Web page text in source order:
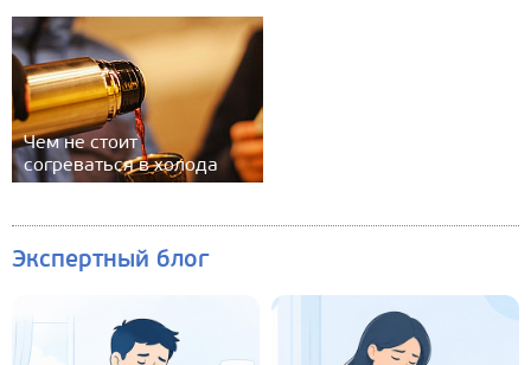
Чем не стоит
согреваться в холода
Экспертный блог